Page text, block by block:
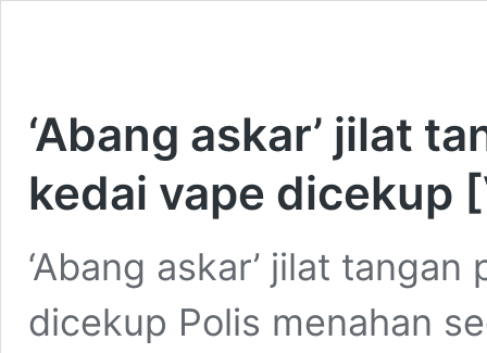
‘Abang askar’ jilat
kedai vape dicekup
‘Abang askar’ jilat
dicekup Polis menahan